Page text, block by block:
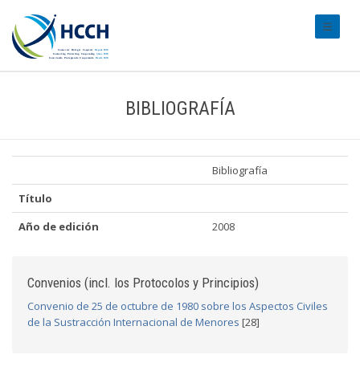
BIBLIOGRAFÍA
Bibliografía
Título
Año de edición
2008
Convenios (incl. los Protocolos y Principios)
Convenio de 25 de octubre de 1980 sobre los Aspectos Civiles
de la Sustracción Internacional de Menores [28]